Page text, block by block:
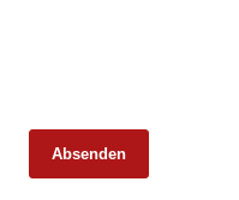
Absenden